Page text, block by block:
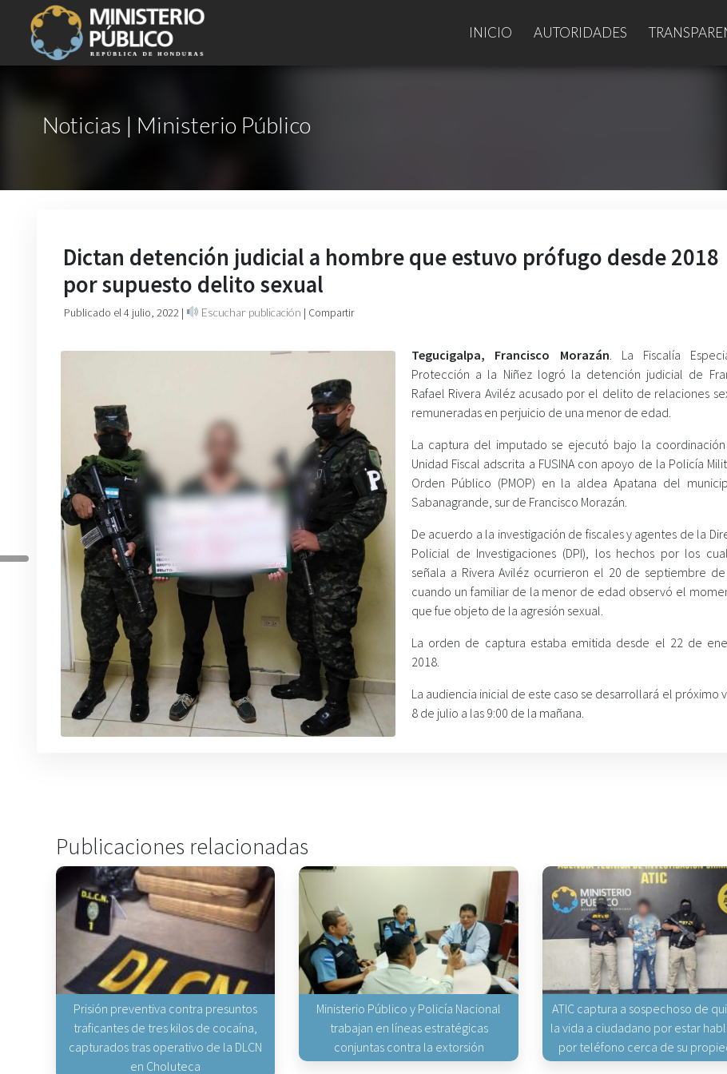
INICIO AUTORIDADES
Noticias | Ministerio Público
Dictan detención judicial a hombre que estuvo prófugo desde 2018
por supuesto delito sexual
Publicado el 4 julio, 2022 | Escuchar publicación | Compartir
Tegucigalpa, Francisco Morazán. La Fiscalía
Protección a la Niñez logró la detención judicial de
Rafael Rivera Aviléz acusado por el delito de relaciones
remuneradas en perjuicio de una menor de edad.
La captura del imputado se ejecutó bajo la
Unidad Fiscal adscrita a FUSINA con apoyo de la Policía
Orden Público (PMOP) en la aldea Apatana del
Sabanagrande, sur de Francisco Morazán.
De acuerdo a la investigación de fiscales y agentes de la
Policial de Investigaciones (DPI), los hechos por los
señala a Rivera Aviléz ocurrieron el 20 de septiembre de
cuando un familiar de la menor de edad observó el
que fue objeto de la agresión sexual.
La orden de captura estaba emitida desde el 22 de
2018.
La audiencia inicial de este caso se desarrollará el próximo
8 de julio a las 9:00 de la mañana.
Publicaciones relacionadas
Prisión preventiva contra presuntos
traficantes de tres kilos de cocaína,
capturados tras operativo de la DLCN
en Choluteca
Ministerio Público y Policía Nacional
trabajan en líneas estratégicas
conjuntas contra la extorsión
ATIC captura a sospechoso de
la vida a ciudadano por estar
por teléfono cerca de su